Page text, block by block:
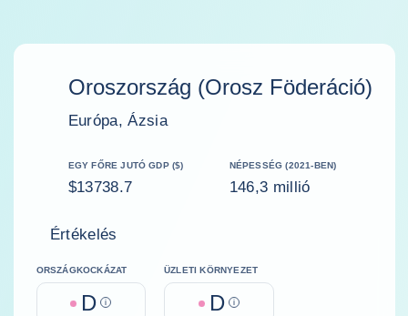
Oroszország (Orosz Föderáció)
Európa, Ázsia
EGY FŐRE JUTÓ GDP ($)
$13738.7
NÉPESSÉG (2021-BEN)
146,3 millió
Értékelés
ORSZÁGKOCKÁZAT
D Help
ÜZLETI KÖRNYEZET
D Help